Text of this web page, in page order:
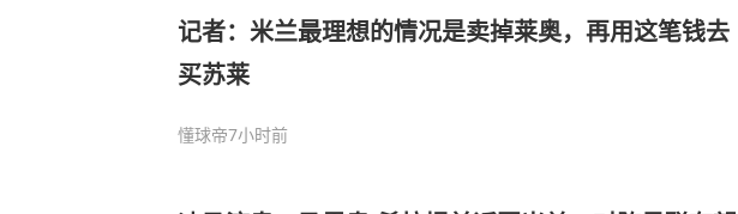
记者：米兰最理想的情况是卖掉莱奥，再用这笔钱去
买苏莱
懂球帝7小时前